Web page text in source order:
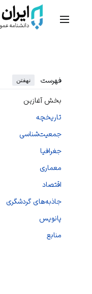
منوی اصلی
فهرست نهفتن
بخش آغازین
تاریخچه
جمعیت‌شناسی
جغرافیا
معماری
اقتصاد
جاذبه‌های گردشگری
پانویس
منابع